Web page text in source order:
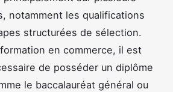
notamment les qualifications
structurées de sélection.
en commerce, il est
de posséder un diplôme
le baccalauréat général ou